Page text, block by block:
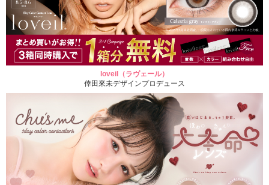
loveil（ラヴェール）
倖田來未デザインプロデュース